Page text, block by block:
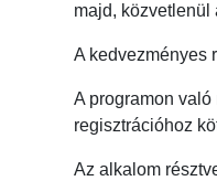
majd, közvetlenül
A kedvezményes
A programon
regisztrációhoz
Az alkalom